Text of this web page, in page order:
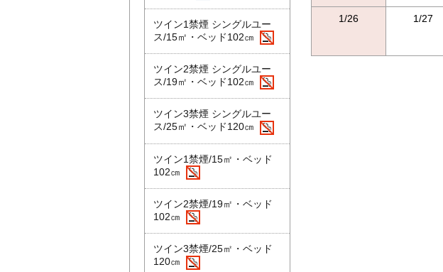
ツイン1禁煙 シングルユー
ス/15㎡・ベッド102㎝
ツイン2禁煙 シングルユー
ス/19㎡・ベッド102㎝
ツイン3禁煙 シングルユー
ス/25㎡・ベッド120㎝
ツイン1禁煙/15㎡・ベッド
102㎝
ツイン2禁煙/19㎡・ベッド
102㎝
ツイン3禁煙/25㎡・ベッド
120㎝
1/26 1/27